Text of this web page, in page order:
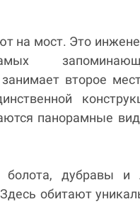
на мост. Это
второе
панорамные
дубравы и
обитают